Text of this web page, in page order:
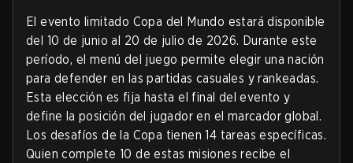
El evento limitado Copa del Mundo estará disponible
del 10 de junio al 20 de julio de 2026. Durante este
período, el menú del juego permite elegir una nación
para defender en las partidas casuales y rankeadas.
Esta elección es fija hasta el final del evento y
define la posición del jugador en el marcador global.
Los desafíos de la Copa tienen 14 tareas específicas.
Quien complete 10 de estas misiones recibe el